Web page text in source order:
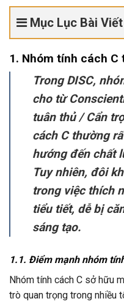
Mục Lục Bài Viết
1. Nhóm tính cách C
Trong DISC,
cho từ
tuân thủ / Cẩn
cách C thường
hướng đến chất
Tuy nhiên, đôi
trong việc thích
tiểu tiết, dễ bị
sáng tạo.
1.1. Điểm mạnh nhóm
Nhóm tính cách C sở hữu
trò quan trọng trong nhiều